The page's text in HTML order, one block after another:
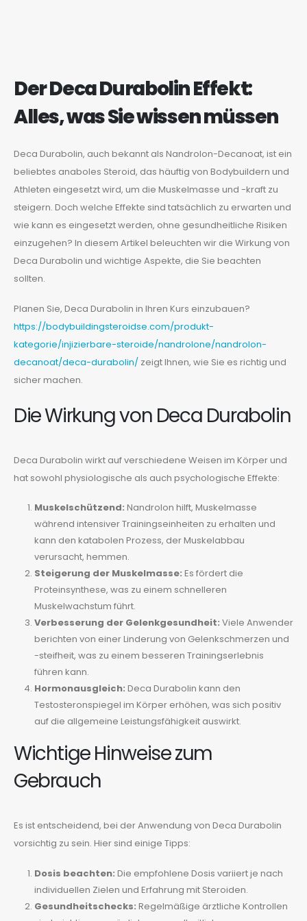
Der Deca Durabolin Effekt:
Alles, was Sie wissen müssen
Deca Durabolin, auch bekannt als Nandrolon-Decanoat, ist ein
beliebtes anaboles Steroid, das häuftig von Bodybuildern und
Athleten eingesetzt wird, um die Muskelmasse und -kraft zu
steigern. Doch welche Effekte sind tatsächlich zu erwarten und
wie kann es eingesetzt werden, ohne gesundheitliche Risiken
einzugehen? In diesem Artikel beleuchten wir die Wirkung von
Deca Durabolin und wichtige Aspekte, die Sie beachten
sollten.
Planen Sie, Deca Durabolin in Ihren Kurs einzubauen?
https://bodybuildingsteroidse.com/produkt-
kategorie/injizierbare-steroide/nandrolone/nandrolon-
decanoat/deca-durabolin/ zeigt Ihnen, wie Sie es richtig und
sicher machen.
Die Wirkung von Deca Durabolin
Deca Durabolin wirkt auf verschiedene Weisen im Körper und
hat sowohl physiologische als auch psychologische Effekte:
Muskelschützend: Nandrolon hilft, Muskelmasse
während intensiver Trainingseinheiten zu erhalten und
kann den katabolen Prozess, der Muskelabbau
verursacht, hemmen.
Steigerung der Muskelmasse: Es fördert die
Proteinsynthese, was zu einem schnelleren
Muskelwachstum führt.
Verbesserung der Gelenkgesundheit: Viele Anwender
berichten von einer Linderung von Gelenkschmerzen und
-steifheit, was zu einem besseren Trainingserlebnis
führen kann.
Hormonausgleich: Deca Durabolin kann den
Testosteronspiegel im Körper erhöhen, was sich positiv
auf die allgemeine Leistungsfähigkeit auswirkt.
Wichtige Hinweise zum
Gebrauch
Es ist entscheidend, bei der Anwendung von Deca Durabolin
vorsichtig zu sein. Hier sind einige Tipps:
Dosis beachten: Die empfohlene Dosis variiert je nach
individuellen Zielen und Erfahrung mit Steroiden.
Gesundheitschecks: Regelmäßige ärztliche Kontrollen